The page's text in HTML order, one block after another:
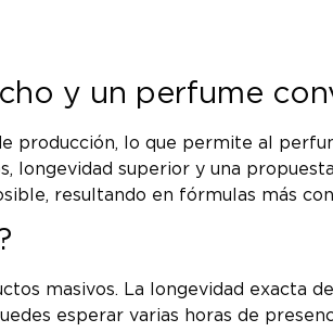
y un perfume
producción, lo que permite al
superior y una
resultando en fórmulas más
masivos. La longevidad exacta
esperar varias horas de